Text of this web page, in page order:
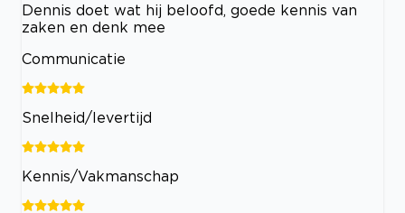
Dennis doet wat hij beloofd, goede kennis van
zaken en denk mee
Communicatie
Snelheid/levertijd
Kennis/Vakmanschap